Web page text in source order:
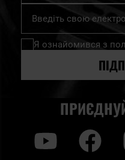
Підпишіться
нашу
розсилку
Я ознайомився з